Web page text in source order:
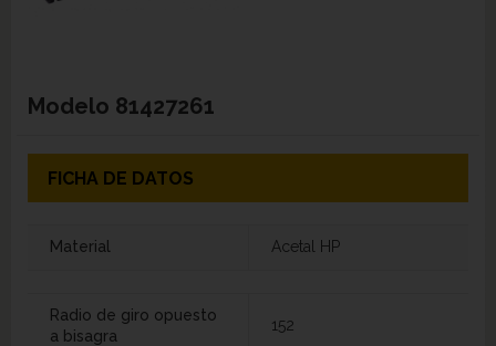
Modelo 81427261
FICHA DE DATOS
Material Acetal HP
Radio de giro opuesto
a bisagra
152